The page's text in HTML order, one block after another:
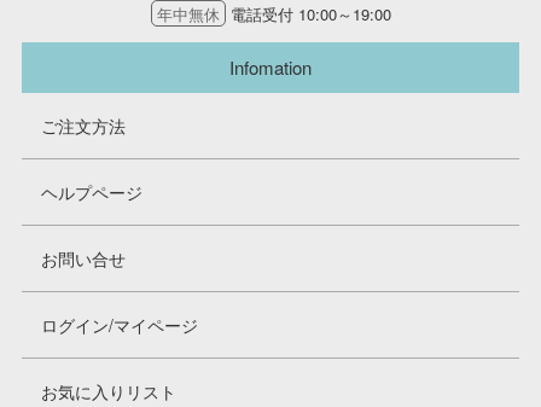
年中無休 電話受付 10:00～19:00
Infomation
ご注文方法
ヘルプページ
お問い合せ
ログイン/マイページ
お気に入りリスト